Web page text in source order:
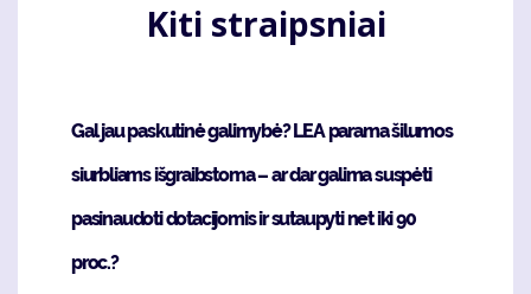
Kiti straipsniai
Gal jau paskutinė galimybė? LEA parama šilumos
siurbliams išgraibstoma – ar dar galima suspėti
pasinaudoti dotacijomis ir sutaupyti net iki 90
proc.?